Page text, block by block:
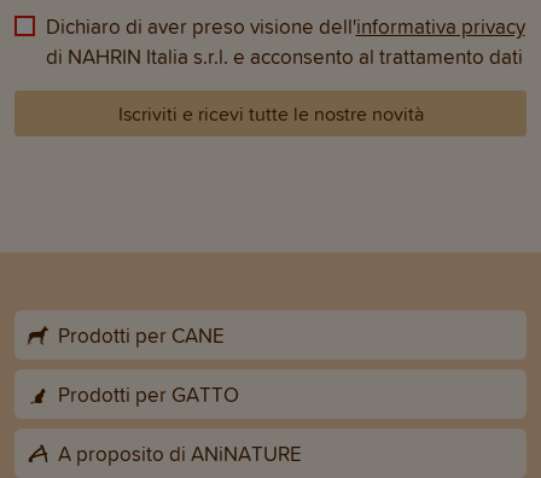
Dichiaro di aver preso visione dell'informativa privacy
di NAHRIN Italia s.r.l. e acconsento al trattamento dati
Iscriviti e ricevi tutte le nostre novità
Prodotti per CANE
Prodotti per GATTO
A proposito di ANiNATURE